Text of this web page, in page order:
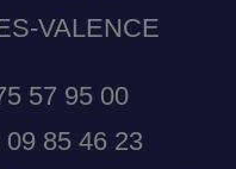
VALENCE
57 95 00
85 46 23